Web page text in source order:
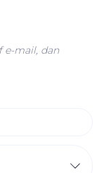
e-mail, dan